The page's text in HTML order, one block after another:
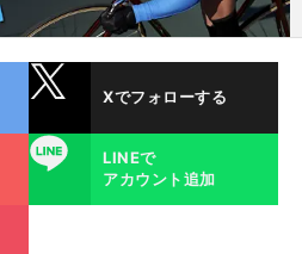
Xでフォローする
LINE
LINEで
アカウント追加